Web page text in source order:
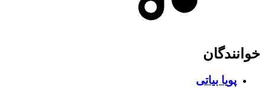
خوانندگان
پویا بیاتی